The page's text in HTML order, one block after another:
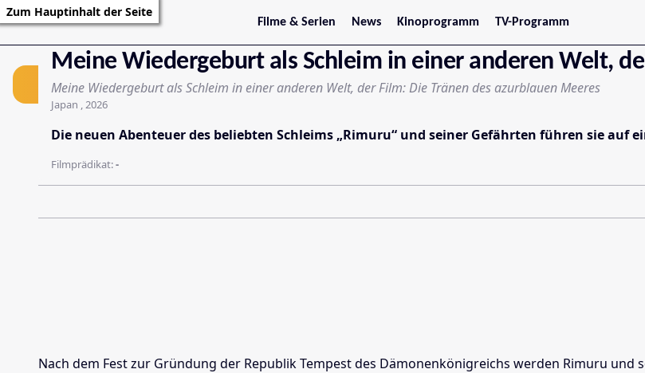
Zum Hauptinhalt der Seite
Filme & Serien
Trailer
Kritiken
Serienarchiv
News
Stars
Streaming
Kinoprogramm
Jetzt im Kino
Demnächst im Kino
Niederösterreich
Burgenland
TV-Programm
Film
Meine Wiedergeburt als Schleim in einer anderen Welt,
Meine Wiedergeburt als Schleim in einer anderen Welt, der Film: Die Tränen des azurblauen Meeres
Japan , 2026
Die neuen Abenteuer des beliebten Schleims „Rimuru“ und seiner Gefährten führen sie auf
Filmprädikat:-
Nach dem Fest zur Gründung der Republik Tempest des Dämonenkönigreichs werden Rimuru